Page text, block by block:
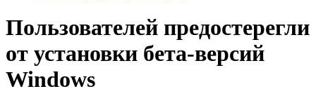
Пользователей предостерегли
от установки бета-версий
Windows